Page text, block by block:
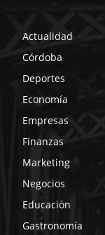
Actualidad
Córdoba
Deportes
Economía
Empresas
Finanzas
Marketing
Negocios
Educación
Gastronomía